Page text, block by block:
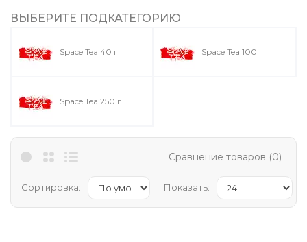
ВЫБЕРИТЕ ПОДКАТЕГОРИЮ
Space Tea 40 г Space Tea 100 г
Space Tea 250 г
Сравнение товаров (0)
Сортировка: Показать: